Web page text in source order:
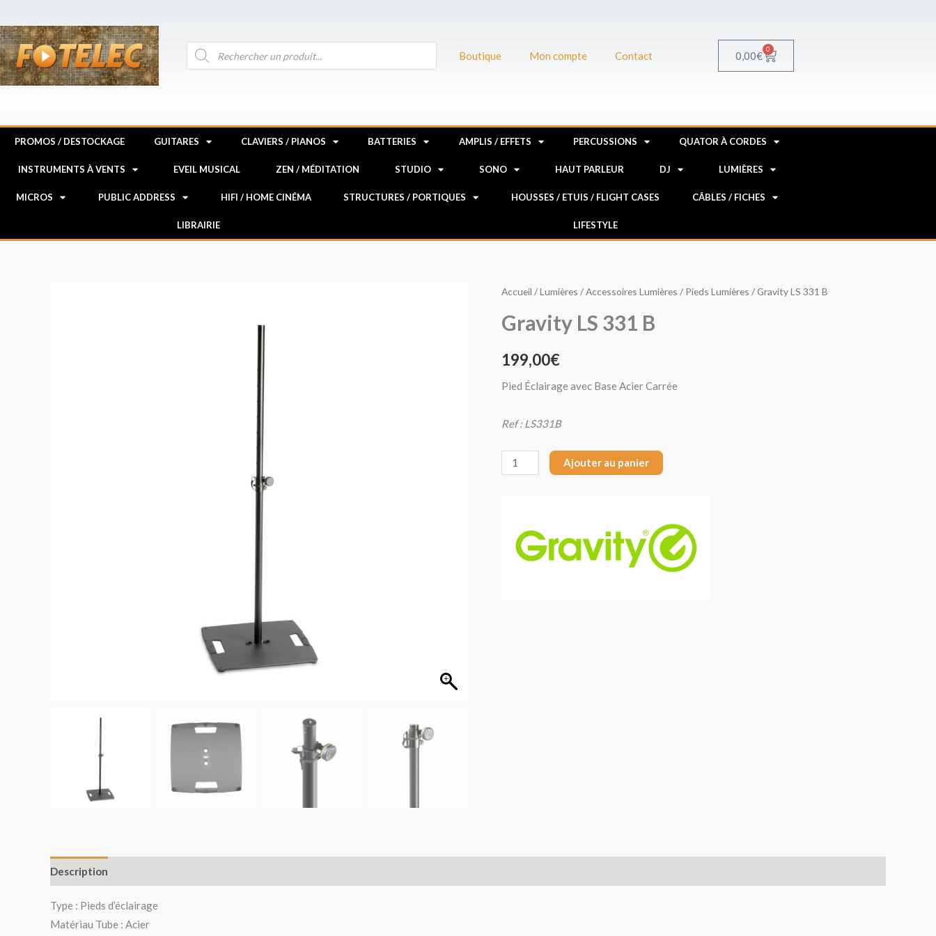
au
contenu
Recherche
de
produits
Boutique Mon compte Contact 0,00€
0
Panier
PROMOS / DESTOCKAGE GUITARES CLAVIERS / PIANOS BATTERIES AMPLIS / EFFETS PERCUSSIONS QUATOR À CORDES
INSTRUMENTS À VENTS EVEIL MUSICAL ZEN / MÉDITATION STUDIO SONO HAUT PARLEUR DJ LUMIÈRES
MICROS PUBLIC ADDRESS HIFI / HOME CINÉMA STRUCTURES / PORTIQUES HOUSSES / ETUIS / FLIGHT CASES CÂBLES / FICHES
LIBRAIRIE LIFESTYLE
Accueil /Lumières /Accessoires Lumières / Pieds Lumières / Gravity LS 331 B
Gravity LS 331 B
199,00€
Pied Éclairage avec Base Acier Carrée
Ref : LS331B
quantité
Gravity
331
B
Ajouter au panier
Description
Type : Pieds d’éclairage
Matériau Tube : Acier